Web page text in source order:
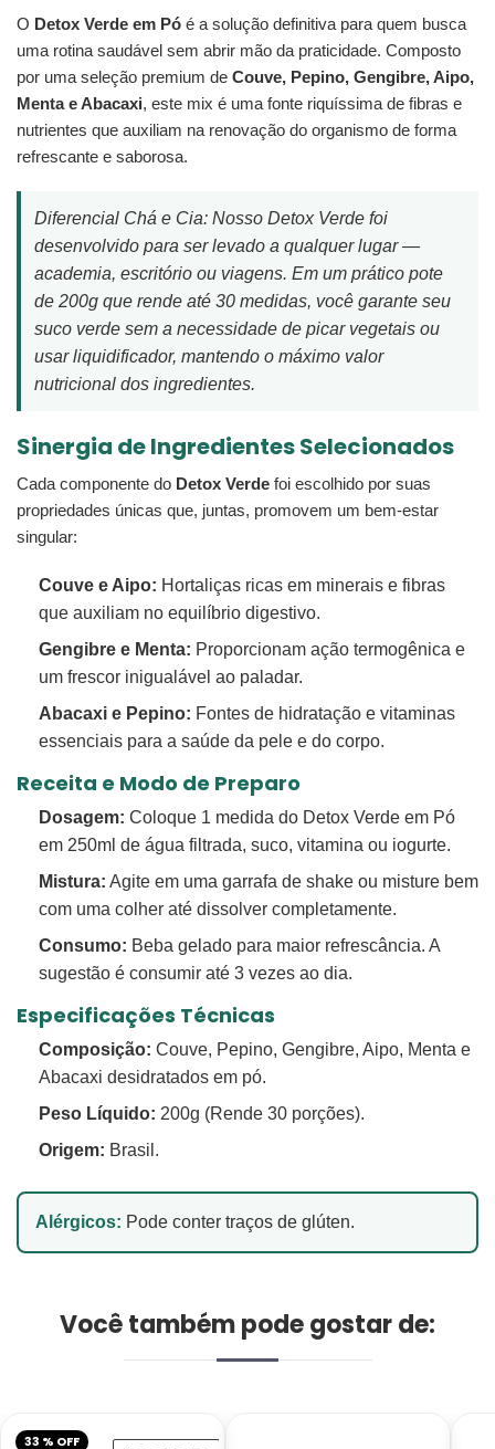
O Detox Verde em Pó é a solução definitiva para quem busca
uma rotina saudável sem abrir mão da praticidade. Composto
por uma seleção premium de Couve, Pepino, Gengibre, Aipo,
Menta e Abacaxi, este mix é uma fonte riquíssima de fibras e
nutrientes que auxiliam na renovação do organismo de forma
refrescante e saborosa.
Diferencial Chá e Cia: Nosso Detox Verde foi
desenvolvido para ser levado a qualquer lugar —
academia, escritório ou viagens. Em um prático pote
de 200g que rende até 30 medidas, você garante seu
suco verde sem a necessidade de picar vegetais ou
usar liquidificador, mantendo o máximo valor
nutricional dos ingredientes.
Sinergia de Ingredientes Selecionados
Cada componente do Detox Verde foi escolhido por suas
propriedades únicas que, juntas, promovem um bem-estar
singular:
Couve e Aipo: Hortaliças ricas em minerais e fibras
que auxiliam no equilíbrio digestivo.
Gengibre e Menta: Proporcionam ação termogênica e
um frescor inigualável ao paladar.
Abacaxi e Pepino: Fontes de hidratação e vitaminas
essenciais para a saúde da pele e do corpo.
Receita e Modo de Preparo
Dosagem: Coloque 1 medida do Detox Verde em Pó
em 250ml de água filtrada, suco, vitamina ou iogurte.
Mistura: Agite em uma garrafa de shake ou misture bem
com uma colher até dissolver completamente.
Consumo: Beba gelado para maior refrescância. A
sugestão é consumir até 3 vezes ao dia.
Especificações Técnicas
Composição: Couve, Pepino, Gengibre, Aipo, Menta e
Abacaxi desidratados em pó.
Peso Líquido: 200g (Rende 30 porções).
Origem: Brasil.
Alérgicos: Pode conter traços de glúten.
Você também pode gostar de:
33 % OFF